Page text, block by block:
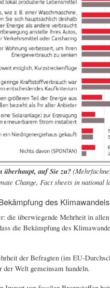
überhaupt, auf Sie zu?
Change, Fact sheets in national
des
die überwiegende Mehrheit in
die Bekämpfung des
der Befragten (im EU-
Welt gemeinsam handeln.